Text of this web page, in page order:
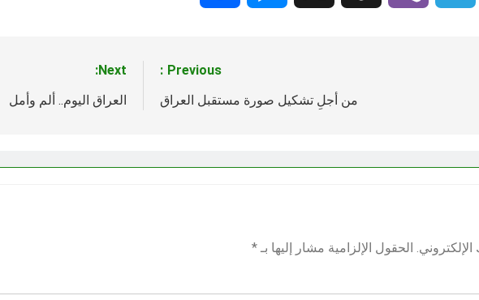
Previous:
من أجلِ تشكيل صورة مستقبل العراق
Next:
العراق اليوم.. ألم وأمل
الحقول الإلزامية مشار إليها بـ *